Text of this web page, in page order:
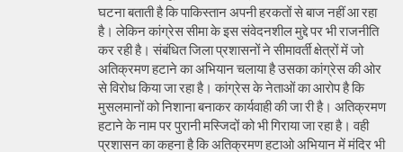
घटना बताती है कि पाकिस्तान अपनी हरकतों से बाज नहीं आ रहा
है। लेकिन कांग्रेस सीमा के इस संवेदनशील मुद्दे पर भी राजनीति
कर रही है। संबंधित जिला प्रशासनों ने सीमावर्ती क्षेत्रों में जो
अतिक्रमण हटाने का अभियान चलाया है उसका कांग्रेस की ओर
से विरोध किया जा रहा है। कांग्रेस के नेताओं का आरोप है कि
मुसलमानों को निशाना बनाकर कार्यवाही की जा री है। अतिक्रमण
हटाने के नाम पर पुरानी मस्जिदों को भी गिराया जा रहा है। वही
प्रशासन का कहना है कि अतिक्रमण हटाओ अभियान में मंदिर भी